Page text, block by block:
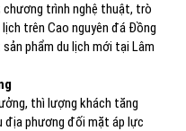
chương trình nghệ thuật, trò
trên Cao nguyên đá Đồng
phẩm du lịch mới tại Lâm
thì lượng khách tăng
địa phương đối mặt áp lực